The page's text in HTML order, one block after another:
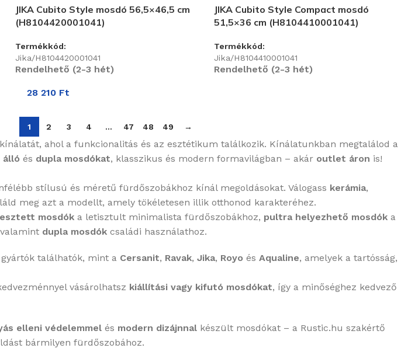
JIKA Cubito Style mosdó 56,5×46,5 cm
(H8104420001041)
Termékkód:
Jika/H8104420001041
Rendelhető (2-3 hét)
JIKA Cubito Style Compact mosdó
51,5×36 cm (H8104410001041)
Termékkód:
Jika/H8104410001041
Rendelhető (2-3 hét)
28 210 Ft
1 2 3 4 … 47 48 49 →
kínálatát, ahol a funkcionalitás és az esztétikum találkozik. Kínálatunkban megtalálod a
álló és dupla mosdókat, klasszikus és modern formavilágban – akár outlet áron is!
stílusú és méretű fürdőszobákhoz kínál megoldásokat. Válogass kerámia,
meg azt a modellt, amely tökéletesen illik otthonod karakteréhez.
mosdóka letisztult minimalista fürdőszobákhoz, pultra helyezhető mosdóka
dupla mosdókcsaládi használathoz.
találhatók, mint a Cersanit, Ravak, Jika, Royo és Aqualine, amelyek a tartósság,
vásárolhatsz kiállítási vagy kifutó mosdókat, így a minőséghez kedvező
elleni védelemmelés modern dizájnnalkészült mosdókat – a Rustic.hu szakértő
bármilyen fürdőszobához.